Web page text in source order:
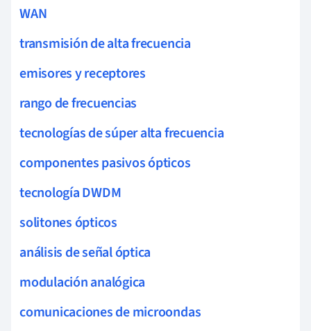
WAN
transmisión de alta frecuencia
emisores y receptores
rango de frecuencias
tecnologías de súper alta frecuencia
componentes pasivos ópticos
tecnología DWDM
solitones ópticos
análisis de señal óptica
modulación analógica
comunicaciones de microondas